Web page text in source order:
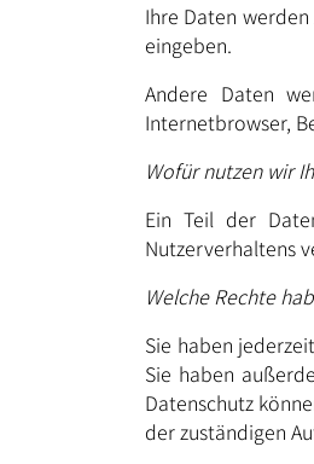
Ihre Daten
eingeben.
Andere Daten
Internetbrowser,
Wofür nutzen wir
Ein Teil der
Nutzerverhaltens
Welche Rechte
Sie haben
Sie haben
Datenschutz
der zuständigen